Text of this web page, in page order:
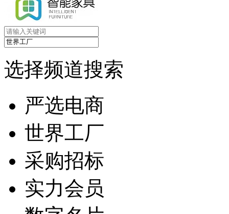
选择频道搜索
严选电商
世界工厂
采购招标
实力会员